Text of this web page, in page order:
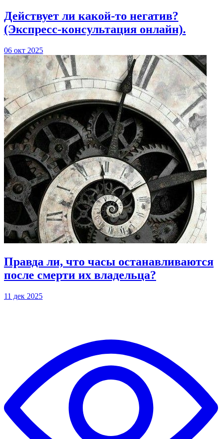
Действует ли какой-то негатив?
(Экспресс-консультация онлайн).
06 окт 2025
Правда ли, что часы останавливаются
после смерти их владельца?
11 дек 2025